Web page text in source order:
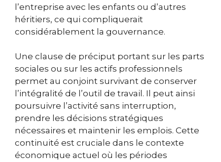
l’entreprise avec les enfants ou d’autres
héritiers, ce qui compliquerait
considérablement la gouvernance.
Une clause de préciput portant sur les parts
sociales ou sur les actifs professionnels
permet au conjoint survivant de conserver
l’intégralité de l’outil de travail. Il peut ainsi
poursuivre l’activité sans interruption,
prendre les décisions stratégiques
nécessaires et maintenir les emplois. Cette
continuité est cruciale dans le contexte
économique actuel où les périodes